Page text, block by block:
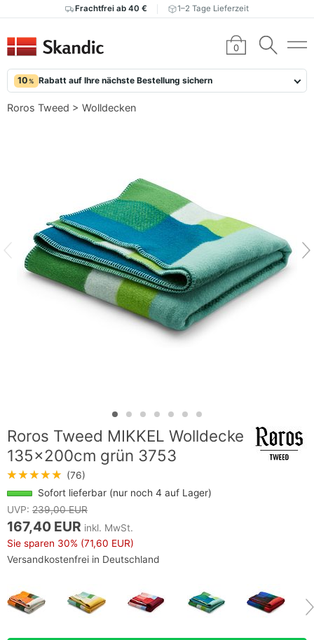
Frachtfrei ab 40 € 1–2 Tage Lieferzeit
0
10 % Rabatt auf Ihre nächste Bestellung sichern
Roros Tweed > Wolldecken
Roros Tweed MIKKEL Wolldecke
135x200cm grün 3753
★★★★★ (76)
Sofort lieferbar (nur noch 4 auf Lager)
UVP: 239,00 EUR
167,40 EUR inkl. MwSt.
Sie sparen 30% (71,60 EUR)
Versandkostenfrei in Deutschland